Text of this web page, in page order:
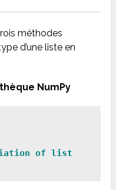
méthodes
d’une liste en
NumPy
of list